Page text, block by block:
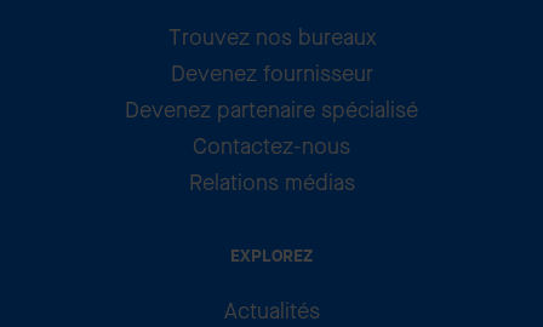
Trouvez nos bureaux
Devenez fournisseur
Devenez partenaire spécialisé
Contactez-nous
Relations médias
EXPLOREZ
Actualités